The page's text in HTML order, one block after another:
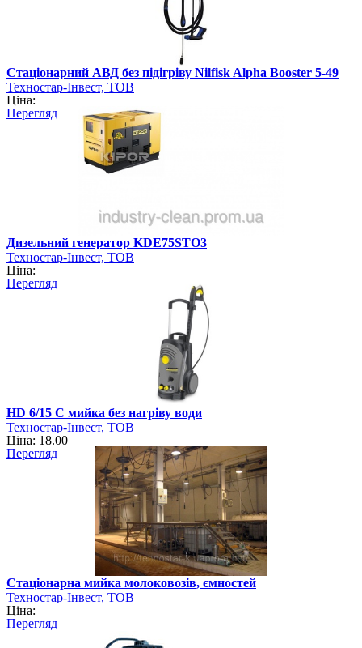
Стаціонарний АВД без підігріву Nilfisk Alpha Booster 5-49
Техностар-Інвест, ТОВ
Ціна:
Перегляд
Дизельний генератор KDE75STО3
Техностар-Інвест, ТОВ
Ціна:
Перегляд
HD 6/15 C мийка без нагріву води
Техностар-Інвест, ТОВ
Ціна: 18.00
Перегляд
Стаціонарна мийка молоковозів, ємностей
Техностар-Інвест, ТОВ
Ціна:
Перегляд